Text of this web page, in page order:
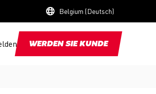
Belgium (Deutsch)
WERDEN SIE KUNDE